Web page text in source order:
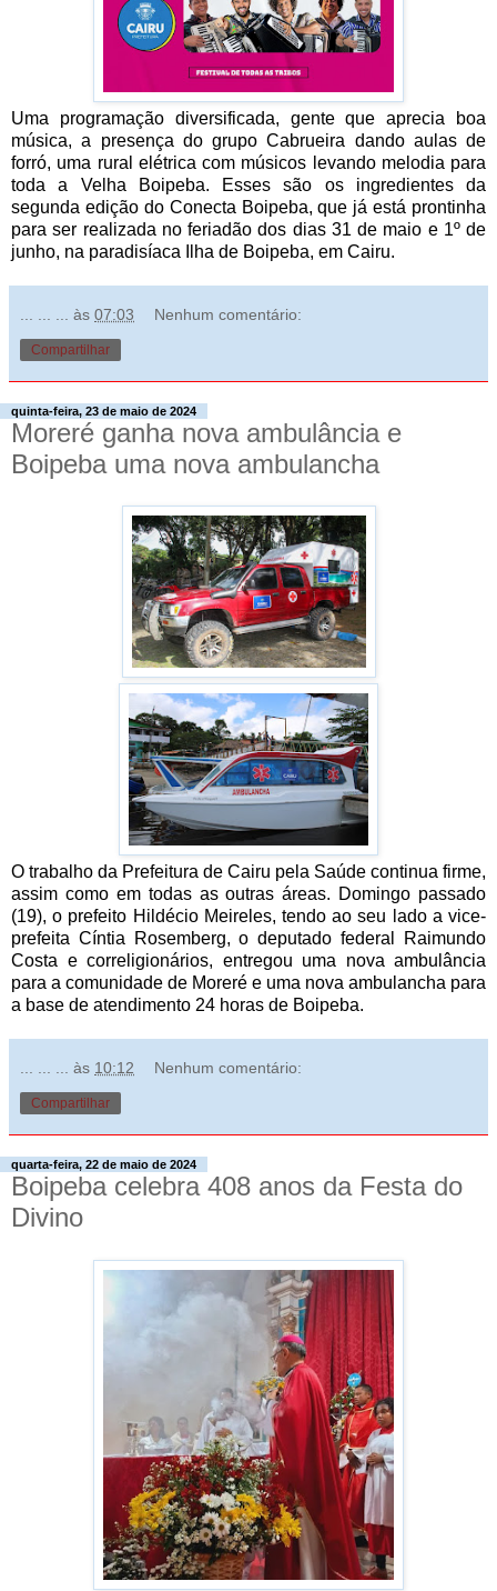
Uma programação diversificada, gente que aprecia boa
música, a presença do grupo Cabrueira dando aulas de
forró, uma rural elétrica com músicos levando melodia para
toda a Velha Boipeba. Esses são os ingredientes da
segunda edição do Conecta Boipeba, que já está prontinha
para ser realizada no feriadão dos dias 31 de maio e 1º de
junho, na paradisíaca Ilha de Boipeba, em Cairu.
às 07:03 Nenhum comentário:
Compartilhar
quinta-feira, 23 de maio de 2024
Moreré ganha nova ambulância e
Boipeba uma nova ambulancha
O trabalho da Prefeitura de Cairu pela Saúde continua firme,
assim como em todas as outras áreas. Domingo passado
(19), o prefeito Hildécio Meireles, tendo ao seu lado a vice-
prefeita Cíntia Rosemberg, o deputado federal Raimundo
Costa e correligionários, entregou uma nova ambulância
para a comunidade de Moreré e uma nova ambulancha para
a base de atendimento 24 horas de Boipeba.
... ... ... às 10:12 Nenhum comentário:
Compartilhar
quarta-feira, 22 de maio de 2024
Boipeba celebra 408 anos da Festa do
Divino